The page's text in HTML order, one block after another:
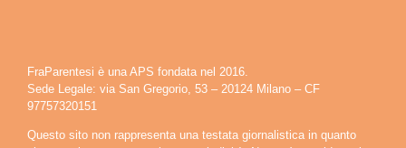
FraParentesi è una APS fondata nel 2016.
Sede Legale: via San Gregorio, 53 – 20124 Milano – CF
97757320151
Questo sito non rappresenta una testata giornalistica in quanto